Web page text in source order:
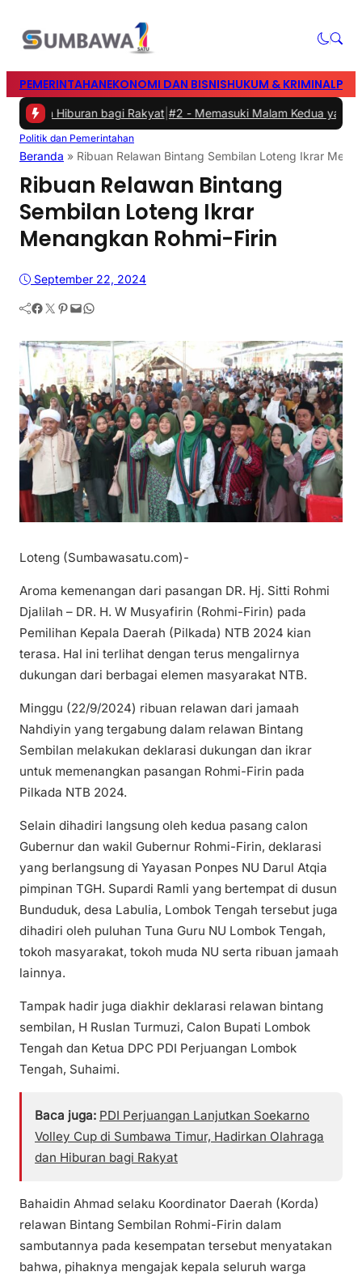
PEMERINTAHANEKONOMI DAN BISNISHUKUM & KRIMINAL
Hiburan bagi Rakyat|#2 -Memasuki Malam Kedua yang Meriah,
Politik dan Pemerintahan
Beranda » Ribuan Relawan Bintang Sembilan Loteng Ikrar
Ribuan Relawan Bintang
Sembilan Loteng Ikrar
Menangkan Rohmi-Firin
September 22, 2024
Facebook Twitter Pinterest Mail WhatsApp
Loteng (Sumbawasatu.com)-
Aroma kemenangan dari pasangan DR. Hj. Sitti Rohmi
Djalilah – DR. H. W Musyafirin (Rohmi-Firin) pada
Pemilihan Kepala Daerah (Pilkada) NTB 2024 kian
terasa. Hal ini terlihat dengan terus mengalirnya
dukungan dari berbagai elemen masyarakat NTB.
Minggu (22/9/2024) ribuan relawan dari jamaah
Nahdiyin yang tergabung dalam relawan Bintang
Sembilan melakukan deklarasi dukungan dan ikrar
untuk memenangkan pasangan Rohmi-Firin pada
Pilkada NTB 2024.
Selain dihadiri langsung oleh kedua pasang calon
Gubernur dan wakil Gubernur Rohmi-Firin, deklarasi
yang berlangsung di Yayasan Ponpes NU Darul Atqia
pimpinan TGH. Supardi Ramli yang bertempat di dusun
Bunduduk, desa Labulia, Lombok Tengah tersebut juga
dihadiri oleh puluhan Tuna Guru NU Lombok Tengah,
tokoh masyarakat, tokoh muda NU serta ribuan jamaah
lainnya.
Tampak hadir juga diakhir deklarasi relawan bintang
sembilan, H Ruslan Turmuzi, Calon Bupati Lombok
Tengah dan Ketua DPC PDI Perjuangan Lombok
Tengah, Suhaimi.
Baca juga: PDI Perjuangan Lanjutkan Soekarno
Volley Cup di Sumbawa Timur, Hadirkan Olahraga
dan Hiburan bagi Rakyat
Bahaidin Ahmad selaku Koordinator Daerah (Korda)
relawan Bintang Sembilan Rohmi-Firin dalam
sambutannya pada kesempatan tersebut menyatakan
bahwa, pihaknya mengajak kepala seluruh warga